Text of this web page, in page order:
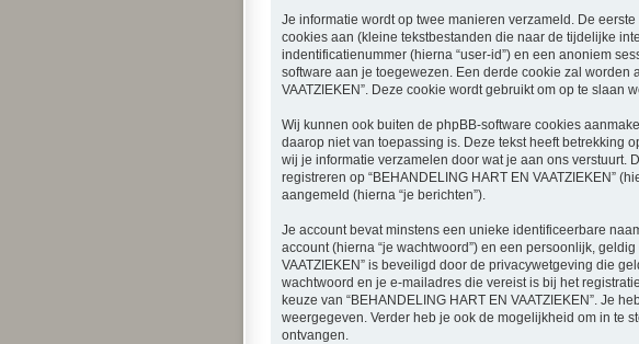
Je informatie wordt op twee manieren verzameld. De
cookies aan (kleine tekstbestanden die naar de tijdelijke
indentificatienummer (hierna “user-id”) en een anoniem
software aan je toegewezen. Een derde cookie zal worden
VAATZIEKEN”. Deze cookie wordt gebruikt om op te
Wij kunnen ook buiten de phpBB-software cookies
daarop niet van toepassing is. Deze tekst heeft betrekking
wij je informatie verzamelen door wat je aan ons verstuurt.
registreren op “BEHANDELING HART EN VAATZIEKEN”
aangemeld (hierna “je berichten”).
Je account bevat minstens een unieke identificeerbare
account (hierna “je wachtwoord”) en een persoonlijk,
VAATZIEKEN” is beveiligd door de privacywetgeving die
wachtwoord en je e-mailadres die vereist is bij het
keuze van “BEHANDELING HART EN VAATZIEKEN”. Je
weergegeven. Verder heb je ook de mogelijkheid om in te
ontvangen.